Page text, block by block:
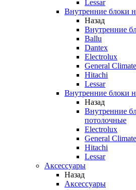
Lessar
Внутренние блоки
Назад
Внутренние
Ballu
Dantex
Electrolux
General Climate
Hitachi
Lessar
Внутренние блоки
Назад
Внутренние
потолочные
Electrolux
General Climate
Hitachi
Lessar
Аксессуары
Назад
Аксессуары